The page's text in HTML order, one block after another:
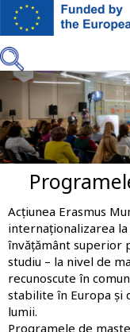
Mergi
principal
Previous
Acțiunea Erasmus
internaționalizarea
învățământ superior
studiu – la nivel de
recunoscute în
stabilite în Europa și
lumii.
Programele de